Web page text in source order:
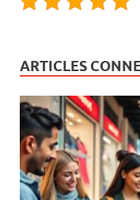
ARTICLES